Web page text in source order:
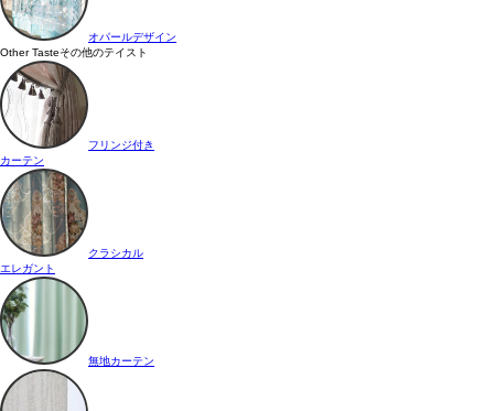
オパールデザイン
Other Tasteその他のテイスト
フリンジ付き
カーテン
クラシカル
エレガント
無地カーテン